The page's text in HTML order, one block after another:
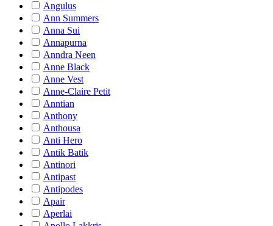
Angulus
Ann Summers
Anna Sui
Annapurna
Anndra Neen
Anne Black
Anne Vest
Anne-Claire Petit
Anntian
Anthony
Anthousa
Anti Hero
Antik Batik
Antinori
Antipast
Antipodes
Apair
Aperlai